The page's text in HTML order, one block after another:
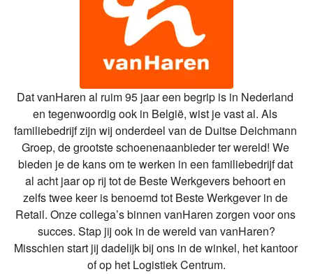
Dat vanHaren al ruim 95 jaar een begrip is in Nederland
en tegenwoordig ook in België, wist je vast al. Als
familiebedrijf zijn wij onderdeel van de Duitse Deichmann
Groep, de grootste schoenenaanbieder ter wereld! We
bieden je de kans om te werken in een familiebedrijf dat
al acht jaar op rij tot de Beste Werkgevers behoort en
zelfs twee keer is benoemd tot Beste Werkgever in de
Retail. Onze collega’s binnen vanHaren zorgen voor ons
succes. Stap jij ook in de wereld van vanHaren?
Misschien start jij dadelijk bij ons in de winkel, het kantoor
of op het Logistiek Centrum.